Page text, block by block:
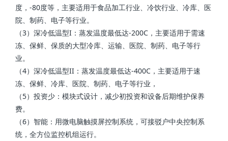
度，-80度等，主要适用于食品加工行业、冷饮行业、冷库、医
院、制药、电子等行业。
（3）深冷低温型I：蒸发温度最低达-200C，主要适用于需速
冻、保鲜、保质的大型冷库、运输、医院、制药、电子等行
业。
（4）深冷低温型II：蒸发温度最低达-400C，主要适用于速
冻、保鲜、冷库、医院、制药、电子等行业，
（5）投资少：模块式设计，减少初投资和设备后期维护保养
费。
（6）智能：用微电脑触摸屏控制系统，可接驳户中央控制系
统，全方位监控机组运行。